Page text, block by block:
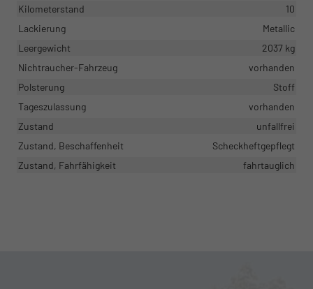
Kilometerstand
10
Lackierung
Metallic
Leergewicht
2037 kg
Nichtraucher-Fahrzeug
vorhanden
Polsterung
Stoff
Tageszulassung
vorhanden
Zustand
unfallfrei
Zustand, Beschaffenheit
Scheckheftgepflegt
Zustand, Fahrfähigkeit
fahrtauglich